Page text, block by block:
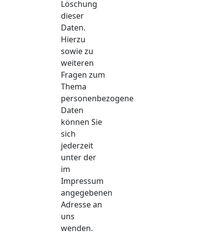
Löschung
dieser
Daten.
Hierzu
sowie zu
weiteren
Fragen zum
Thema
personenbezogene
Daten
können Sie
sich
jederzeit
unter der
im
Impressum
angegebenen
Adresse an
uns
wenden.